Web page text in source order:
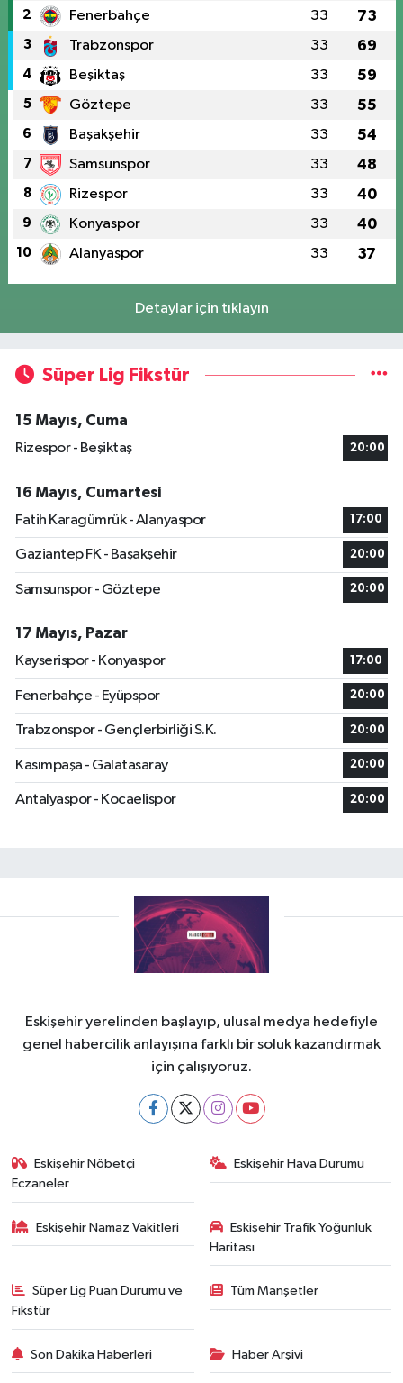
2 Fenerbahçe 33 73
3 Trabzonspor 33 69
4 Beşiktaş 33 59
5 Göztepe 33 55
6 Başakşehir 33 54
7 Samsunspor 33 48
8 Rizespor 33 40
9 Konyaspor 33 40
10 Alanyaspor 33 37
Detaylar için tıklayın
Süper Lig Fikstür
15 Mayıs, Cuma
Rizespor - Beşiktaş
20:00
16 Mayıs, Cumartesi
Fatih Karagümrük - Alanyaspor
17:00
Gaziantep FK - Başakşehir 20:00
Samsunspor - Göztepe 20:00
17 Mayıs, Pazar
Kayserispor - Konyaspor
17:00
Fenerbahçe - Eyüpspor 20:00
Trabzonspor - Gençlerbirliği S.K. 20:00
Kasımpaşa - Galatasaray 20:00
Antalyaspor - Kocaelispor 20:00
Eskişehir yerelinden başlayıp, ulusal medya hedefiyle
genel habercilik anlayışına farklı bir soluk kazandırmak
için çalışıyoruz.
Eskişehir Nöbetçi
Eczaneler
Eskişehir Hava Durumu
Eskişehir Namaz Vakitleri
Eskişehir Trafik Yoğunluk
Haritası
Süper Lig Puan Durumu ve
Fikstür
Tüm Manşetler
Son Dakika Haberleri Haber Arşivi